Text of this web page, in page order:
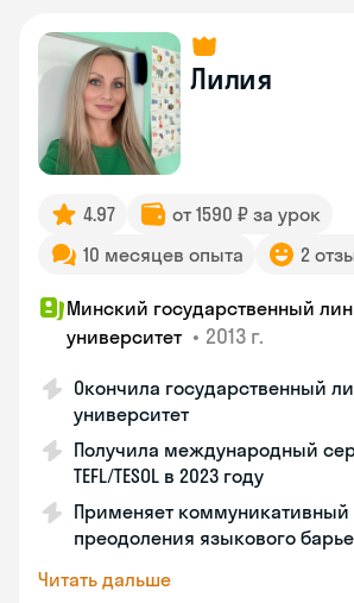
Лилия
4.97
от 1590 ₽ за урок
10 месяцев опыта
2
Минский государственный
университет • 2013 г.
Окончила государственный
университет
Получила международный
TEFL/TESOL в 2023 году
Применяет коммуникативный
преодоления языкового
Читать дальше